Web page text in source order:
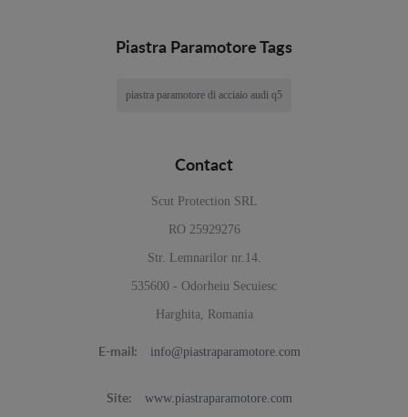
Piastra Paramotore Tags
piastra paramotore di acciaio audi q5
Contact
Scut Protection SRL
RO 25929276
Str. Lemnarilor nr.14.
535600 - Odorheiu Secuiesc
Harghita, Romania
E-mail: info@piastraparamotore.com
Site: www.piastraparamotore.com